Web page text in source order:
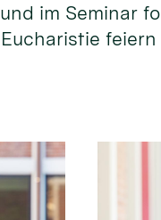
im Seminar